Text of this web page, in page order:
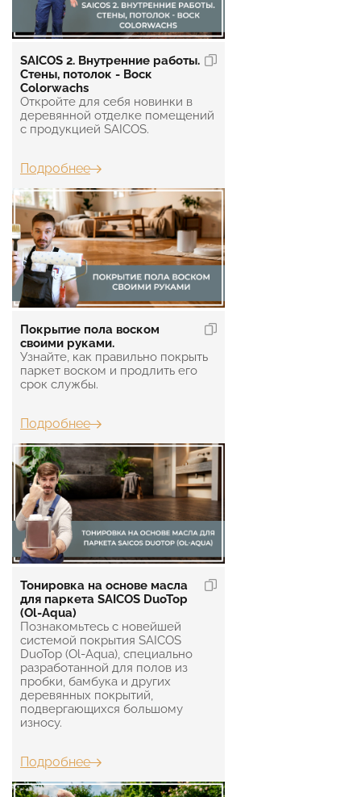
SAICOS 2. Внутренние работы.
Стены, потолок - Воск
Colorwachs
Откройте для себя новинки в
деревянной отделке помещений
с продукцией SAICOS.
Подробнее
Покрытие пола воском
своими руками.
Узнайте, как правильно покрыть
паркет воском и продлить его
срок службы.
Подробнее
Тонировка на основе масла
для паркета SAICOS DuoTop
(Ol-Aqua)
Познакомьтесь с новейшей
системой покрытия SAICOS
DuoTop (Ol-Aqua), специально
разработанной для полов из
пробки, бамбука и других
деревянных покрытий,
подвергающихся большому
износу.
Подробнее